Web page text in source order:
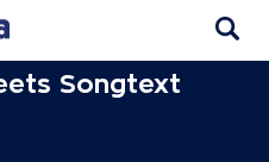
Songtext